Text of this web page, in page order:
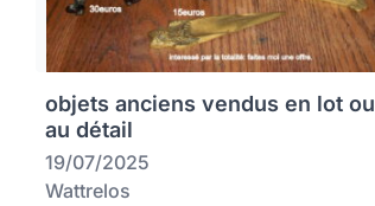
objets anciens vendus en lot ou
au détail
19/07/2025
Wattrelos